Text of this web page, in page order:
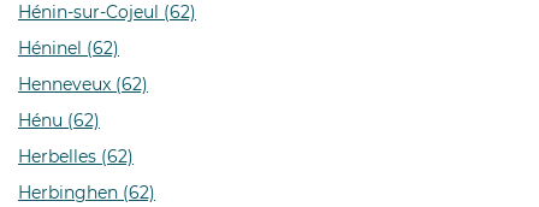
Hénin-sur-Cojeul (62)
Héninel (62)
Henneveux (62)
Hénu (62)
Herbelles (62)
Herbinghen (62)